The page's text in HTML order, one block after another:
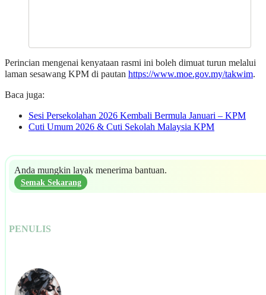
Perincian mengenai kenyataan rasmi ini boleh dimuat turun melalui
laman sesawang KPM di pautan https://www.moe.gov.my/takwim.
Baca juga:
Sesi Persekolahan 2026 Kembali Bermula Januari – KPM
Cuti Umum 2026 & Cuti Sekolah Malaysia KPM
Anda mungkin layak menerima bantuan.
Semak Sekarang
PENULIS